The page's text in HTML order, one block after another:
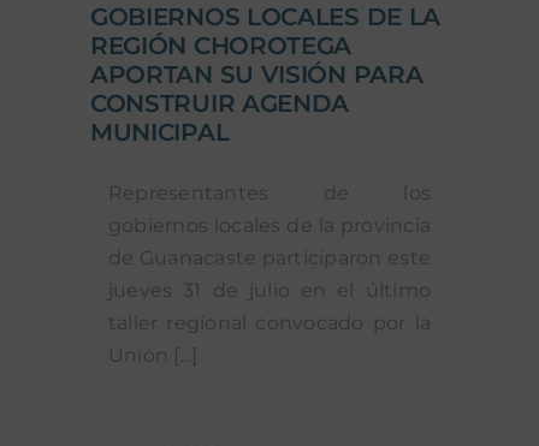
GOBIERNOS LOCALES DE LA
REGIÓN CHOROTEGA
APORTAN SU VISIÓN PARA
CONSTRUIR AGENDA
MUNICIPAL
Representantes de los
gobiernos locales de la provincia
de Guanacaste participaron este
jueves 31 de julio en el último
taller regional convocado por la
Unión [...]